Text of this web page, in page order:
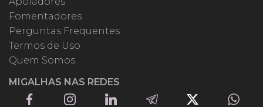
Fomentadores
Perguntas Frequentes
Termos de Uso
Quem Somos
MIGALHAS NAS REDES